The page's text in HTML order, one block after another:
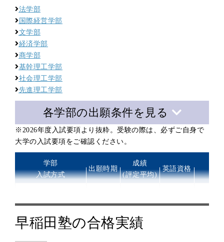
法学部
国際経営学部
文学部
経済学部
商学部
基幹理工学部
社会理工学部
先進理工学部
各学部の出願条件を見る
※2026年度入試要項より抜粋。受験の際は、必ずご自身で
大学の入試要項をご確認ください。
学部
入試方式
出願時期
成績
(評定平均)
英語資格
法学部
チャレンジ入学試験
志望理
早稲田塾の合格実績